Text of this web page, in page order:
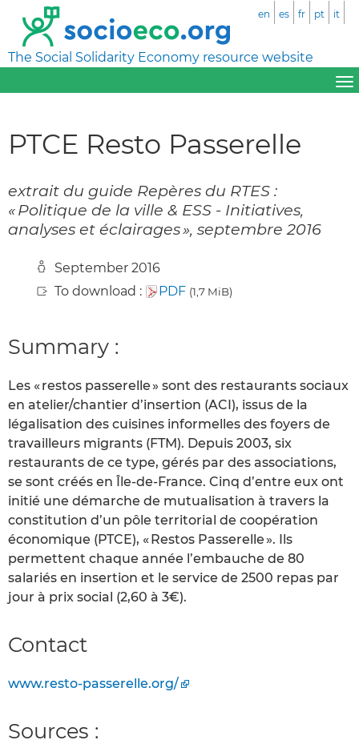
The Social Solidarity Economy resource website
en es fr pt it
PTCE Resto Passerelle
extrait du guide Repères du RTES :
« Politique de la ville & ESS - Initiatives,
analyses et éclairages », septembre 2016
September 2016
To download :
PDF (1,7 MiB)
Summary :
Les « restos passerelle » sont des restaurants sociaux
en atelier/chantier d’insertion (ACI), issus de la
légalisation des cuisines informelles des foyers de
travailleurs migrants (FTM). Depuis 2003, six
restaurants de ce type, gérés par des associations,
se sont créés en Île-de-France. Cinq d’entre eux ont
initié une démarche de mutualisation à travers la
constitution d’un pôle territorial de coopération
économique (PTCE), « Restos Passerelle ». Ils
permettent chaque année l’embauche de 80
salariés en insertion et le service de 2500 repas par
jour à prix social (2,60 à 3€).
Contact
www.resto-passerelle.org/
Sources :